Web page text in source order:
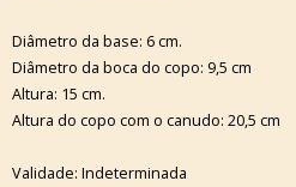
Diâmetro da base: 6 cm.
Diâmetro da boca do copo: 9,5 cm
Altura: 15 cm.
Altura do copo com o canudo: 20,5 cm
Validade: Indeterminada